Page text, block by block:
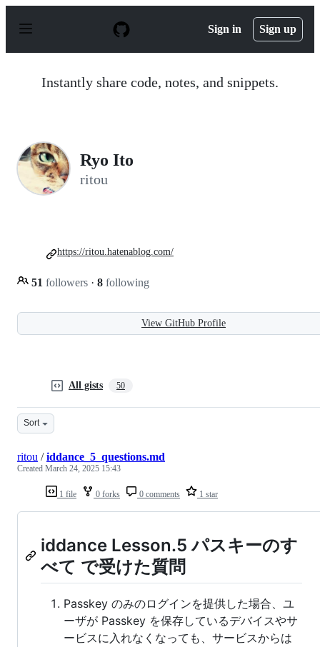
p
Sign in Sign up
Instantly share code, notes, and snippets.
Ryo Ito
ritou
51 followers · 8 following
https://ritou.hatenablog.com/
View GitHub Profile
All gists 50
Sort
1 file 0 forks 0 comments 1 star
ritou /iddance_5_questions.md
Created March 24, 2025 15:43
iddance Lesson.5 パスキーのす
べて で受けた質問
Passkey のみのログインを提供した場合、ユ
ーザが Passkey を保存しているデバイスやサ
ービスに入れなくなっても、サービスからは